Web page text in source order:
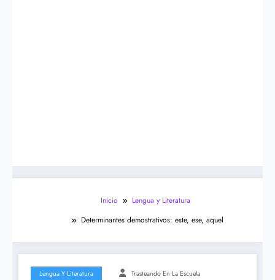
Inicio
Lengua y Literatura
Determinantes demostrativos: este, ese, aquel
Lengua Y Literatura Trasteando En La Escuela